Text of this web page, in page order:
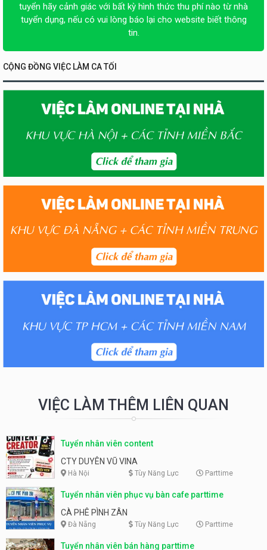
tuyển hãy cảnh giác với bất kỳ hình thức thu phí nào từ nhà
tuyển dụng, nếu có vui lòng báo lại cho website biết thông
tin.
CỘNG ĐỒNG VIỆC LÀM CA TỐI
VIỆC LÀM THÊM LIÊN QUAN
Tuyển nhân viên content
CTY DUYÊN VŨ VINA
Hà Nội Tùy Năng Lực Parttime
Tuyển nhân viên phục vụ bàn cafe parttime
CÀ PHÊ PÌNH ZÂN
Đà Nẵng Tùy Năng Lực Parttime
Tuyển nhân viên bán hàng parttime